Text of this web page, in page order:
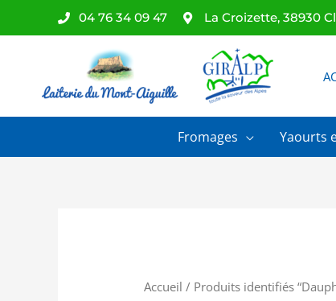
04 76 34 09 47 La Croizette, 38930
Fromages Yaourts
Accueil / Produits identifiés